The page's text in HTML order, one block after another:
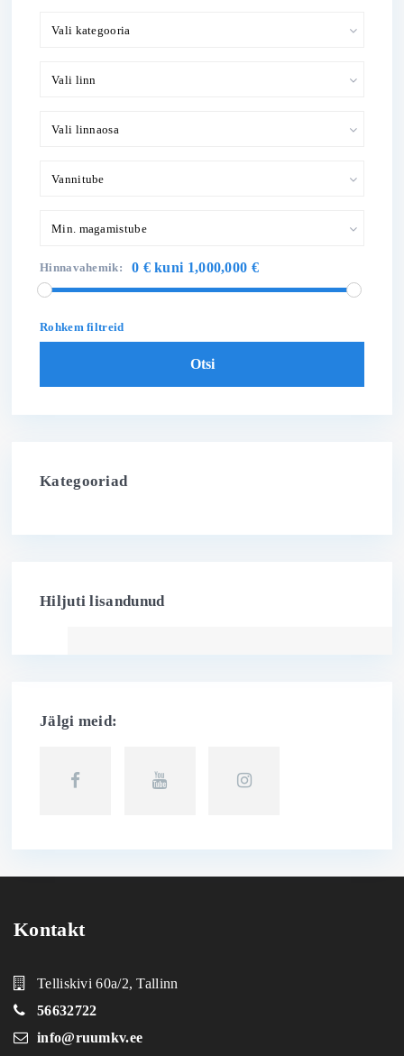
Vali kategooria
Vali linn
Vali linnaosa
Vannitube
Min. magamistube
Hinnavahemik: 0 € kuni 1,000,000 €
Rohkem filtreid
Otsi
Kategooriad
Hiljuti lisandunud
Jälgi meid:
Kontakt
Telliskivi 60a/2, Tallinn
56632722
info@ruumkv.ee